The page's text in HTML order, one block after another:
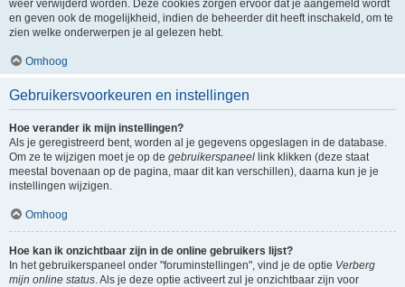
weer verwijderd worden. Deze cookies zorgen ervoor dat je aangemeld wordt
en geven ook de mogelijkheid, indien de beheerder dit heeft inschakeld, om te
zien welke onderwerpen je al gelezen hebt.
Omhoog
Gebruikersvoorkeuren en instellingen
Hoe verander ik mijn instellingen?
Als je geregistreerd bent, worden al je gegevens opgeslagen in de database.
Om ze te wijzigen moet je op de gebruikerspaneel link klikken (deze staat
meestal bovenaan op de pagina, maar dit kan verschillen), daarna kun je je
instellingen wijzigen.
Omhoog
Hoe kan ik onzichtbaar zijn in de online gebruikers lijst?
In het gebruikerspaneel onder "foruminstellingen", vind je de optie Verberg
mijn online status. Als je deze optie activeert zul je onzichtbaar zijn voor